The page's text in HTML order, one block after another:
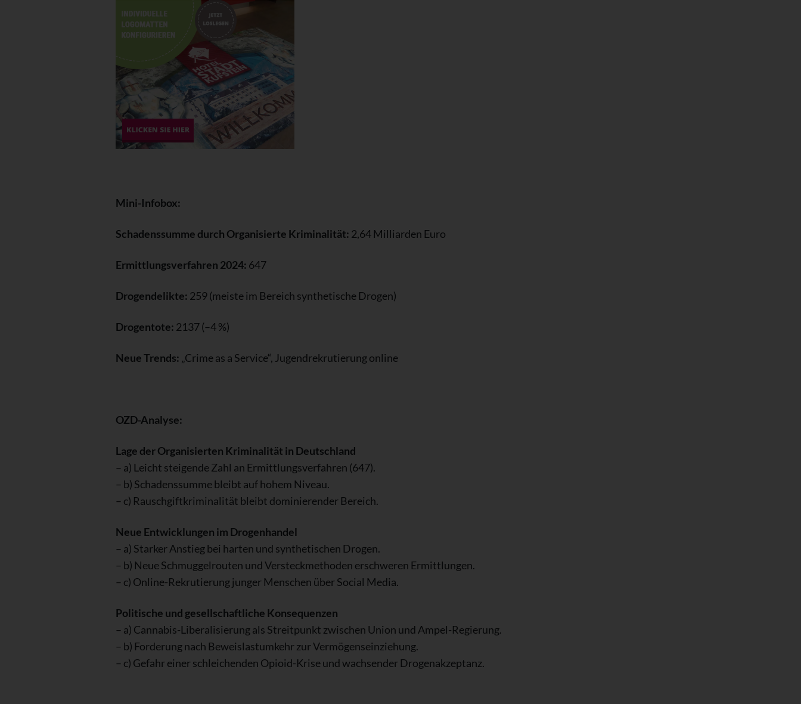
Mini-Infobox:
Schadenssumme durch Organisierte Kriminalität: 2,64 Milliarden Euro
Ermittlungsverfahren 2024: 647
Drogendelikte: 259 (meiste im Bereich synthetische Drogen)
Drogentote: 2137 (–4 %)
Neue Trends: „Crime as a Service“, Jugendrekrutierung online
OZD-Analyse:
Lage der Organisierten Kriminalität in Deutschland
– a) Leicht steigende Zahl an Ermittlungsverfahren (647).
– b) Schadenssumme bleibt auf hohem Niveau.
– c) Rauschgiftkriminalität bleibt dominierender Bereich.
Neue Entwicklungen im Drogenhandel
– a) Starker Anstieg bei harten und synthetischen Drogen.
– b) Neue Schmuggelrouten und Versteckmethoden erschweren Ermittlungen.
– c) Online-Rekrutierung junger Menschen über Social Media.
Politische und gesellschaftliche Konsequenzen
– a) Cannabis-Liberalisierung als Streitpunkt zwischen Union und Ampel-Regierung.
– b) Forderung nach Beweislastumkehr zur Vermögenseinziehung.
– c) Gefahr einer schleichenden Opioid-Krise und wachsender Drogenakzeptanz.